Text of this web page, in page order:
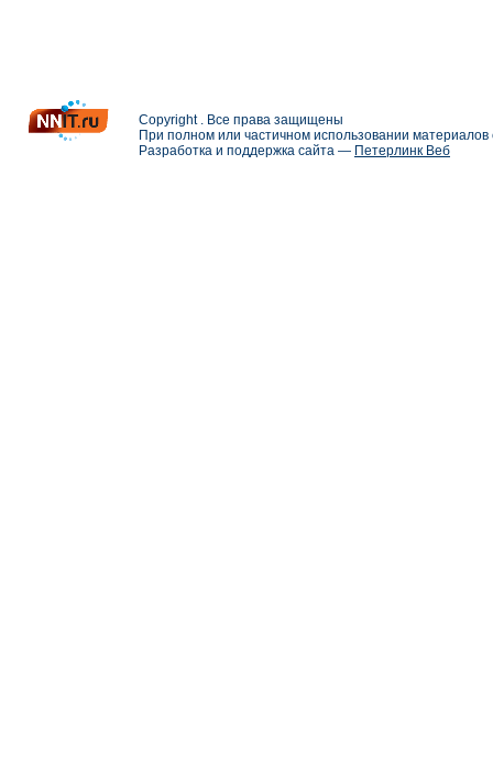
Copyright . Все права защищены
При полном или частичном использовании
Разработка и поддержка сайта — Петерлинк Веб